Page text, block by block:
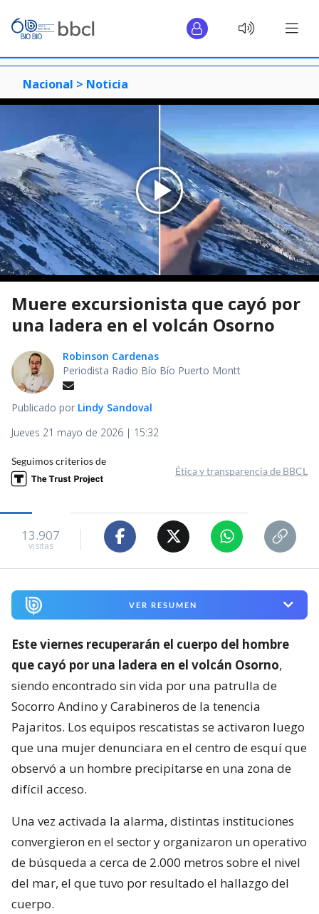
Nacional > Noticia
Muere excursionista que cayó por
una ladera en el volcán Osorno
Robinson Cardenas
Periodista Radio Bío Bío Puerto Montt
Publicado por Lindy Sandoval
Jueves 21 mayo de 2026 | 15:32
Seguimos criterios de
Ética y transparencia de BBCL
13.907
visitas
VER RESUMEN
Este viernes recuperarán el cuerpo del hombre
que cayó por una ladera en el volcán Osorno,
siendo encontrado sin vida por una patrulla de
Socorro Andino y Carabineros de la tenencia
Pajaritos. Los equipos rescatistas se activaron luego
que una mujer denunciara en el centro de esquí que
observó a un hombre precipitarse en una zona de
difícil acceso.
Una vez activada la alarma, distintas instituciones
convergieron en el sector y organizaron un operativo
de búsqueda a cerca de 2.000 metros sobre el nivel
del mar, el que tuvo por resultado el hallazgo del
cuerpo.